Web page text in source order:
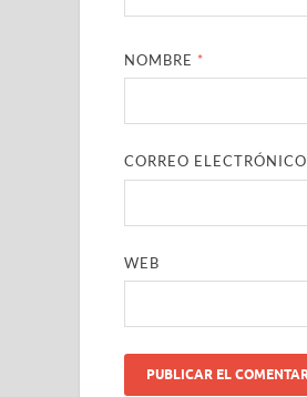
NOMBRE *
CORREO ELECTRÓNICO
WEB